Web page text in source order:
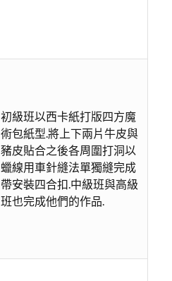
初級班以西卡紙打版四方魔
術包紙型.將上下兩片牛皮與
豬皮貼合之後各周圍打洞以
蠟線用車針縫法單獨縫完成
帶安裝四合扣.中級班與高級
班也完成他們的作品.